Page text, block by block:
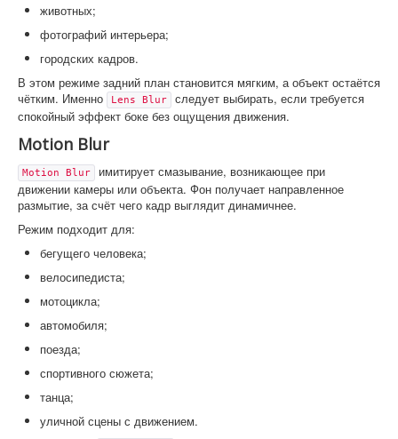
животных;
фотографий интерьера;
городских кадров.
В этом режиме задний план становится мягким, а объект остаётся
чётким. Именно
Lens Blur
следует выбирать, если требуется
спокойный эффект боке без ощущения движения.
Motion Blur
Motion Blur
имитирует смазывание, возникающее при
движении камеры или объекта. Фон получает направленное
размытие, за счёт чего кадр выглядит динамичнее.
Режим подходит для:
бегущего человека;
велосипедиста;
мотоцикла;
автомобиля;
поезда;
спортивного сюжета;
танца;
уличной сцены с движением.